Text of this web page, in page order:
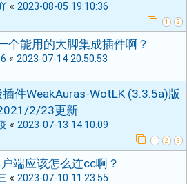
« 2023-08-05 19:10:36
1 2
个能用的大脚集成插件啊？
« 2023-07-14 20:50:53
件WeakAuras-WotLK (3.3.5a)版
2/23更新
« 2023-07-13 14:10:09
1 2 3
端应该怎么连cc啊？
« 2023-07-10 11:23:55